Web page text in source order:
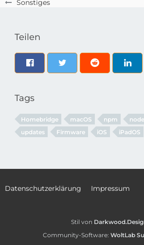
Sonstiges
Teilen
Tags
Homebridge macOS npm
updates
Firmware iOS iPadOS
Datenschutzerklärung Impressum
Stil von
Community-Software: WoltLab